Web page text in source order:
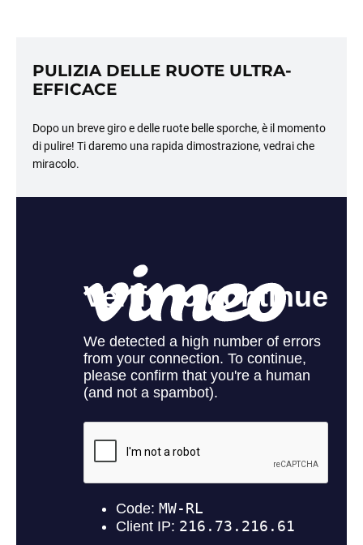
PULIZIA DELLE RUOTE ULTRA-
EFFICACE
Dopo un breve giro e delle ruote belle sporche, è il momento
di pulire! Ti daremo una rapida dimostrazione, vedrai che
miracolo.